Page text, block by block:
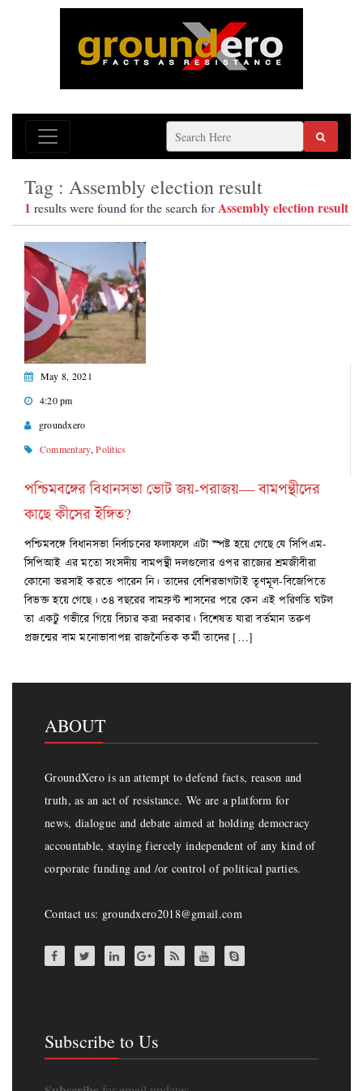
Tag : Assembly election result
1 results were found for the search forAssembly election result
May 8, 2021
4:20 pm
groundxero
Commentary,Politics
পশ্চিমবঙ্গের বিধানসভা ভোট জয়-পরাজয়— বামপন্থীদের
কাছে কীসের ইঙ্গিত?
পশ্চিমবঙ্গে বিধানসভা নির্বাচনের ফলাফলে এটা স্পষ্ট হয়ে গেছে যে সিপিএম-
সিপিআই এর মতো সংসদীয় বামপন্থী দলগুলোর ওপর রাজ্যের শ্রমজীবীরা
কোনো ভরসাই করতে পারেন নি। তাদের বেশিরভাগটাই তৃণমূল-বিজেপিতে
বিভক্ত হয়ে গেছে। ৩৪ বছরের বামফ্রন্ট শাসনের পরে কেন এই পরিণতি ঘটল
তা একটু গভীরে গিয়ে বিচার করা দরকার। বিশেষত যারা বর্তমান তরুণ
প্রজন্মের বাম মনোভাবাপন্ন রাজনৈতিক কর্মী তাদের […]
ABOUT
GroundXero is an attempt to defend facts, reason and
truth, as an act of resistance. We are a platform for
news, dialogue and debate aimed at holding democracy
accountable, staying fiercely independent of any kind of
corporate funding and /or control of political parties.
Contact us: groundxero2018@gmail.com
Subscribe to Us